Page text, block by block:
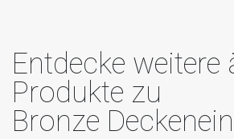
Entdecke weitere
Produkte zu
Bronze